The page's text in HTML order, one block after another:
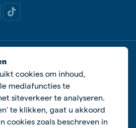
cookies om inhoud,
mediafuncties te
siteverkeer te analyseren.
te klikken, gaat u akkoord
cookies zoals beschreven in